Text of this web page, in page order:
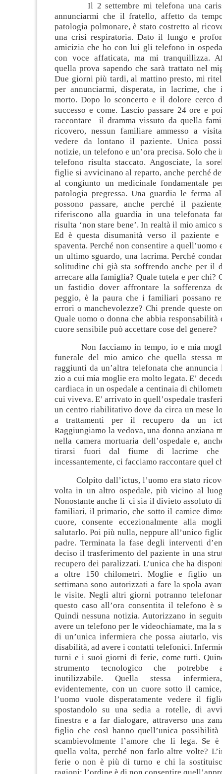
Il 2 settembre mi telefona una
annunciarmi che il fratello, affetto da
patologia polmonare, è stato costretto al
una crisi respiratoria. Dato il lungo e
amicizia che ho con lui gli telefono in
con voce affaticata, ma mi tranquillizza.
quella prova sapendo che sarà trattato nel
Due giorni più tardi, al mattino presto, mi
per annunciarmi, disperata, in lacrime,
morto. Dopo lo sconcerto e il dolore cerco
successo e come. Lascio passare 24 ore e
raccontare il dramma vissuto da quella
ricovero, nessun familiare ammesso a
vedere da lontano il paziente. Unica
notizie, un telefono e un’ora precisa. Solo che
telefono risulta staccato. Angosciate, la
figlie si avvicinano al reparto, anche perché
al congiunto un medicinale fondamentale
patologia pregressa. Una guardia le ferma
possono passare, anche perché il
riferiscono alla guardia in una telefonata
risulta ‘non stare bene’. In realtà il mio amico
Ed è questa disumanità verso il paziente
spaventa. Perché non consentire a quell’uomo
un ultimo sguardo, una lacrima. Perché
solitudine chi già sta soffrendo anche per il
arrecare alla famiglia? Quale tutela e per chi?
un fastidio dover affrontare la sofferenza
peggio, è la paura che i familiari possano
errori o manchevolezze? Chi prende queste
Quale uomo o donna che abbia responsabilità
cuore sensibile può accettare cose del genere?
Non facciamo in tempo, io e mia
funerale del mio amico che quella stessa
raggiunti da un’altra telefonata che
zio a cui mia moglie era molto legata. E’
cardiaca in un ospedale a centinaia di
cui viveva. E’ arrivato in quell’ospedale
un centro riabilitativo dove da circa un mese
a trattamenti per il recupero da un
Raggiungiamo la vedova, una donna anziana
nella camera mortuaria dell’ospedale e,
tirarsi fuori dal fiume di lacrime che
incessantemente, ci facciamo raccontare quel
Colpito dall’ictus, l’uomo era stato
volta in un altro ospedale, più vicino al
Nonostante anche lì ci sia il divieto assoluto
familiari, il primario, che sotto il camice
cuore, consente eccezionalmente alla
salutarlo. Poi più nulla, neppure all’unico
padre. Terminata la fase degli interventi
deciso il trasferimento del paziente in una
recupero dei paralizzati. L’unica che ha
a oltre 150 chilometri. Moglie e figlio
settimana sono autorizzati a fare la spola
le visite. Negli altri giorni potranno
questo caso all’ora consentita il telefono è
Quindi nessuna notizia. Autorizzano in
avere un telefono per le videochiamate, ma la
di un’unica infermiera che possa aiutarlo,
disabilità, ad avere i contatti telefonici.
turni e i suoi giorni di ferie, come tutti.
strumento tecnologico che potrebbe
inutilizzabile. Quella stessa
evidentemente, con un cuore sotto il
l’uomo vuole disperatamente vedere il
spostandolo su una sedia a rotelle, di
finestra e a far dialogare, attraverso una
figlio che così hanno quell’unica possibilità
scambievolmente l’amore che li lega. Se
quella volta, perché non farlo altre volte?
ferie o non è più di turno e chi la
ragioni: l’ordine è di non consentire